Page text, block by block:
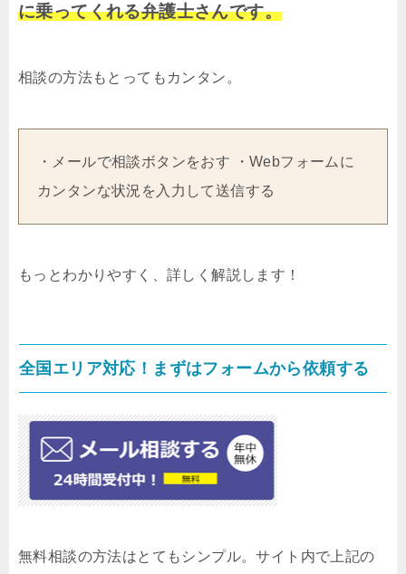
に乗ってくれる弁護士さんです。
相談の方法もとってもカンタン。
・メールで相談ボタンをおす ・Webフォームに
カンタンな状況を入力して送信する
もっとわかりやすく、詳しく解説します！
全国エリア対応！まずはフォームから依頼する
無料相談の方法はとてもシンプル。サイト内で上記の